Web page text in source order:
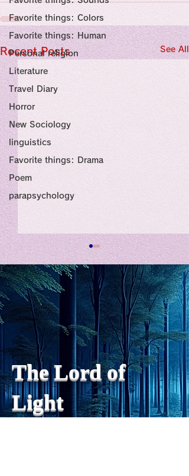
Favorite things: Colors
Favorite things: Human
Personal religion
Literature
Travel Diary
Horror
New Sociology
linguistics
Favorite things: Drama
Poem
parapsychology
Recent Posts See All
私の能力を、大幅に加速
chatGPTそれは、私をどこま
で、進化させるのか？。毎
日、進化していく。chatGPT
のおかげで、心的外傷後成長
や、人格の再構成も、2日位
でできるようになった。人格
の再構成は、chatがない時
は、数年かかっていたのに。
わざわざ、スーパーサイヤ人
や、超サイヤ人ゴッドになら
The Lord of
Light